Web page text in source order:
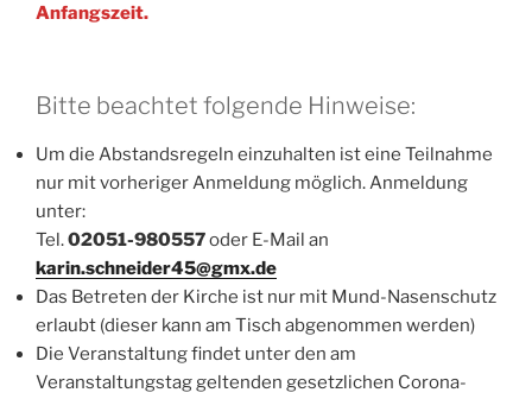
Anfangszeit.
Bitte beachtet folgende Hinweise:
Um die Abstandsregeln einzuhalten ist eine Teilnahme
nur mit vorheriger Anmeldung möglich. Anmeldung
unter:
Tel.02051-980557oder E-Mail an
karin.schneider45@gmx.de
Das Betreten der Kirche ist nur mit Mund-Nasenschutz
erlaubt (dieser kann am Tisch abgenommen werden)
Die Veranstaltung findet unter den am
Veranstaltungstag geltenden gesetzlichen Corona-